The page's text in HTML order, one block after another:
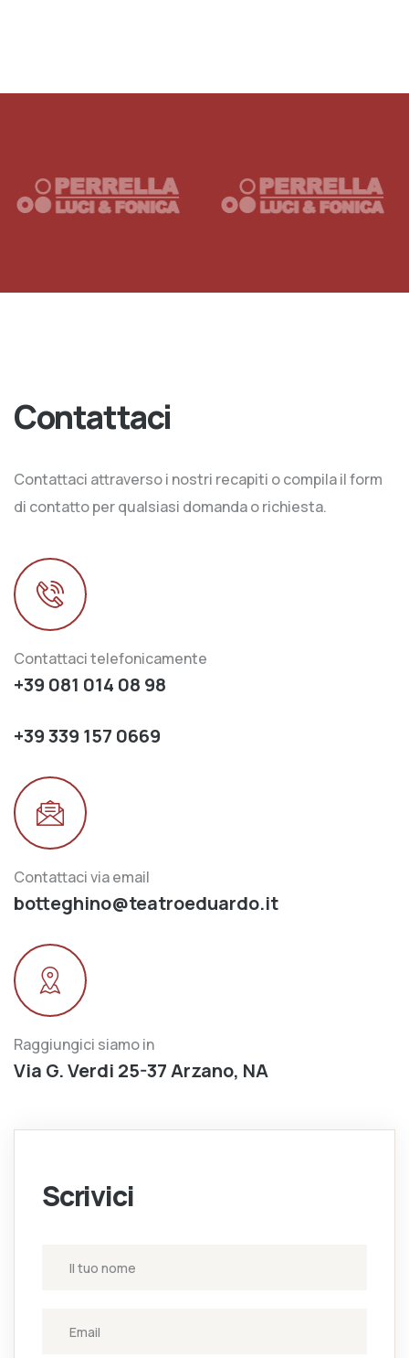
Contattaci
Contattaci attraverso i nostri recapiti o compila il form
di contatto per qualsiasi domanda o richiesta.
Contattaci telefonicamente
+39 081 014 08 98
+39 339 157 0669
Contattaci via email
botteghino@teatroeduardo.it
Raggiungici siamo in
Via G. Verdi 25-37 Arzano, NA
Scrivici